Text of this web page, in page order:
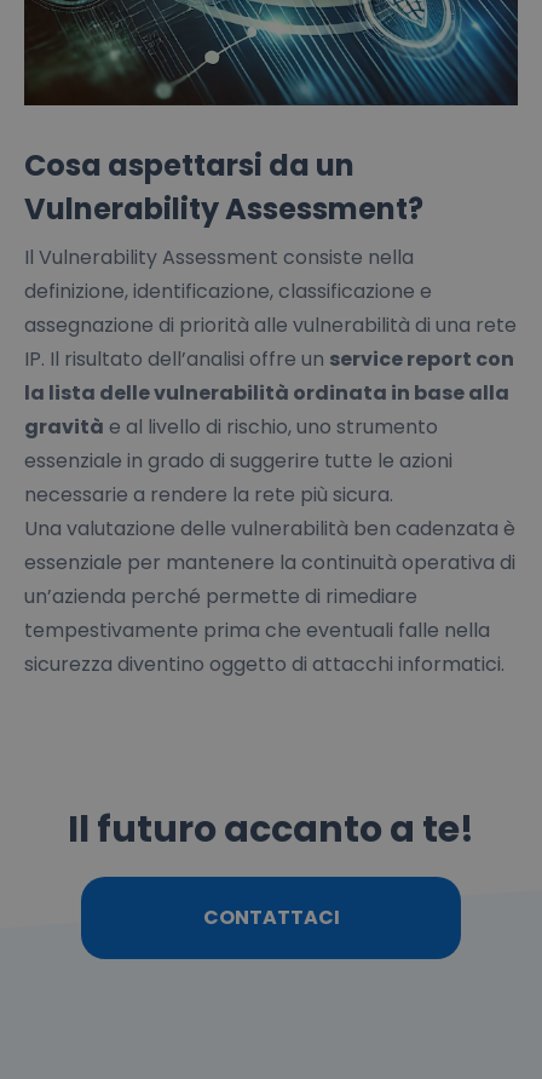
Cosa aspettarsi da un
Vulnerability Assessment?
Il Vulnerability Assessment consiste nella
definizione, identificazione, classificazione e
assegnazione di priorità alle vulnerabilità di una rete
IP. Il risultato dell’analisi offre un service report con
la lista delle vulnerabilità ordinata in base alla
gravità e al livello di rischio, uno strumento
essenziale in grado di suggerire tutte le azioni
necessarie a rendere la rete più sicura.
Una valutazione delle vulnerabilità ben cadenzata è
essenziale per mantenere la continuità operativa di
un’azienda perché permette di rimediare
tempestivamente prima che eventuali falle nella
sicurezza diventino oggetto di attacchi informatici.
Il futuro accanto a te!
CONTATTACI